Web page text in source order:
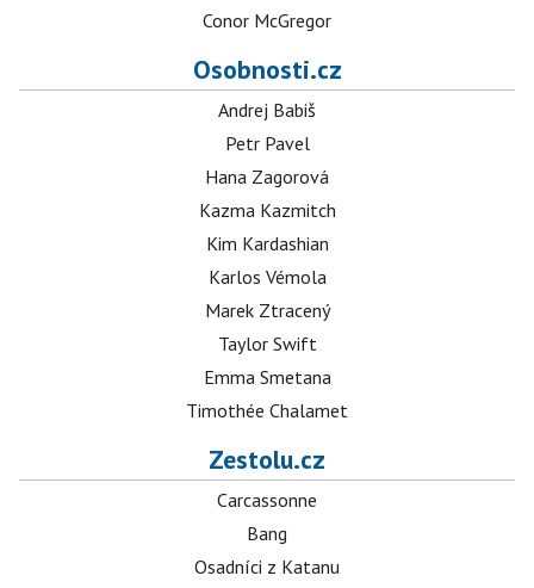
Conor McGregor
Osobnosti.cz
Andrej Babiš
Petr Pavel
Hana Zagorová
Kazma Kazmitch
Kim Kardashian
Karlos Vémola
Marek Ztracený
Taylor Swift
Emma Smetana
Timothée Chalamet
Zestolu.cz
Carcassonne
Bang
Osadníci z Katanu